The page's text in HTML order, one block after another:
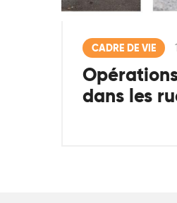
CADRE DE VIE
dans les